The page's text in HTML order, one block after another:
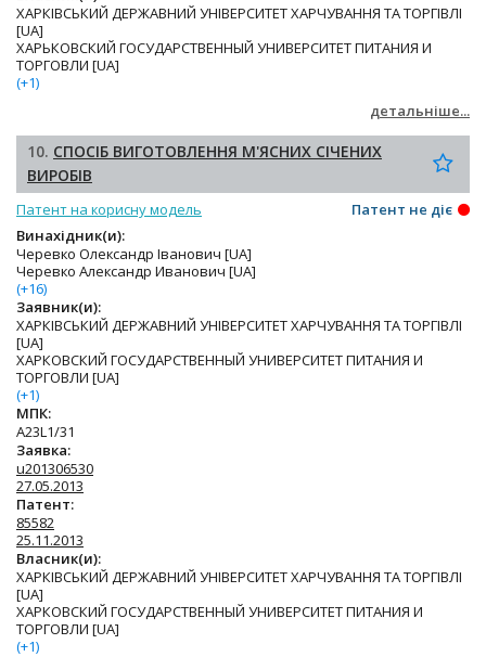
ХАРКІВСЬКИЙ ДЕРЖАВНИЙ УНІВЕРСИТЕТ ХАРЧУВАННЯ ТА ТОРГІВЛІ
[UA]
ХАРЬКОВСКИЙ ГОСУДАРСТВЕННЫЙ УНИВЕРСИТЕТ ПИТАНИЯ И
ТОРГОВЛИ [UA]
(+1)
детальніше...
10. СПОСІБ ВИГОТОВЛЕННЯ М'ЯСНИХ СІЧЕНИХ
ВИРОБІВ
Патент на корисну модель
Патент не діє
Винахідник(и):
Черевко Олександр Іванович [UA]
Черевко Александр Иванович [UA]
(+16)
Заявник(и):
ХАРКІВСЬКИЙ ДЕРЖАВНИЙ УНІВЕРСИТЕТ ХАРЧУВАННЯ ТА ТОРГІВЛІ
[UA]
ХАРКОВСКИЙ ГОСУДАРСТВЕННЫЙ УНИВЕРСИТЕТ ПИТАНИЯ И
ТОРГОВЛИ [UA]
(+1)
МПК:
A23L1/31
Заявка:
u201306530
27.05.2013
Патент:
85582
25.11.2013
Власник(и):
ХАРКІВСЬКИЙ ДЕРЖАВНИЙ УНІВЕРСИТЕТ ХАРЧУВАННЯ ТА ТОРГІВЛІ
[UA]
ХАРКОВСКИЙ ГОСУДАРСТВЕННЫЙ УНИВЕРСИТЕТ ПИТАНИЯ И
ТОРГОВЛИ [UA]
(+1)